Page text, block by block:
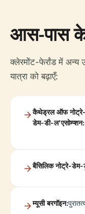
आस-पास
क्लेरमोंट-फेर्रांड में
यात्रा को बढ़ाएँ:
कैथेड्रल ऑफ नोट्रे-
डेम-डी-ल'एसोम्प्शन:
बैसिलिक नोट्रे-डेम-
म्यूसी बरगॉइन: